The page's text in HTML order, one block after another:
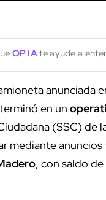
QP IAte ayude a
anunciada
en un
(SSC) de
mediante
, con saldo